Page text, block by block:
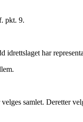
pkt. 9.
idrettslaget har
samlet. Deretter